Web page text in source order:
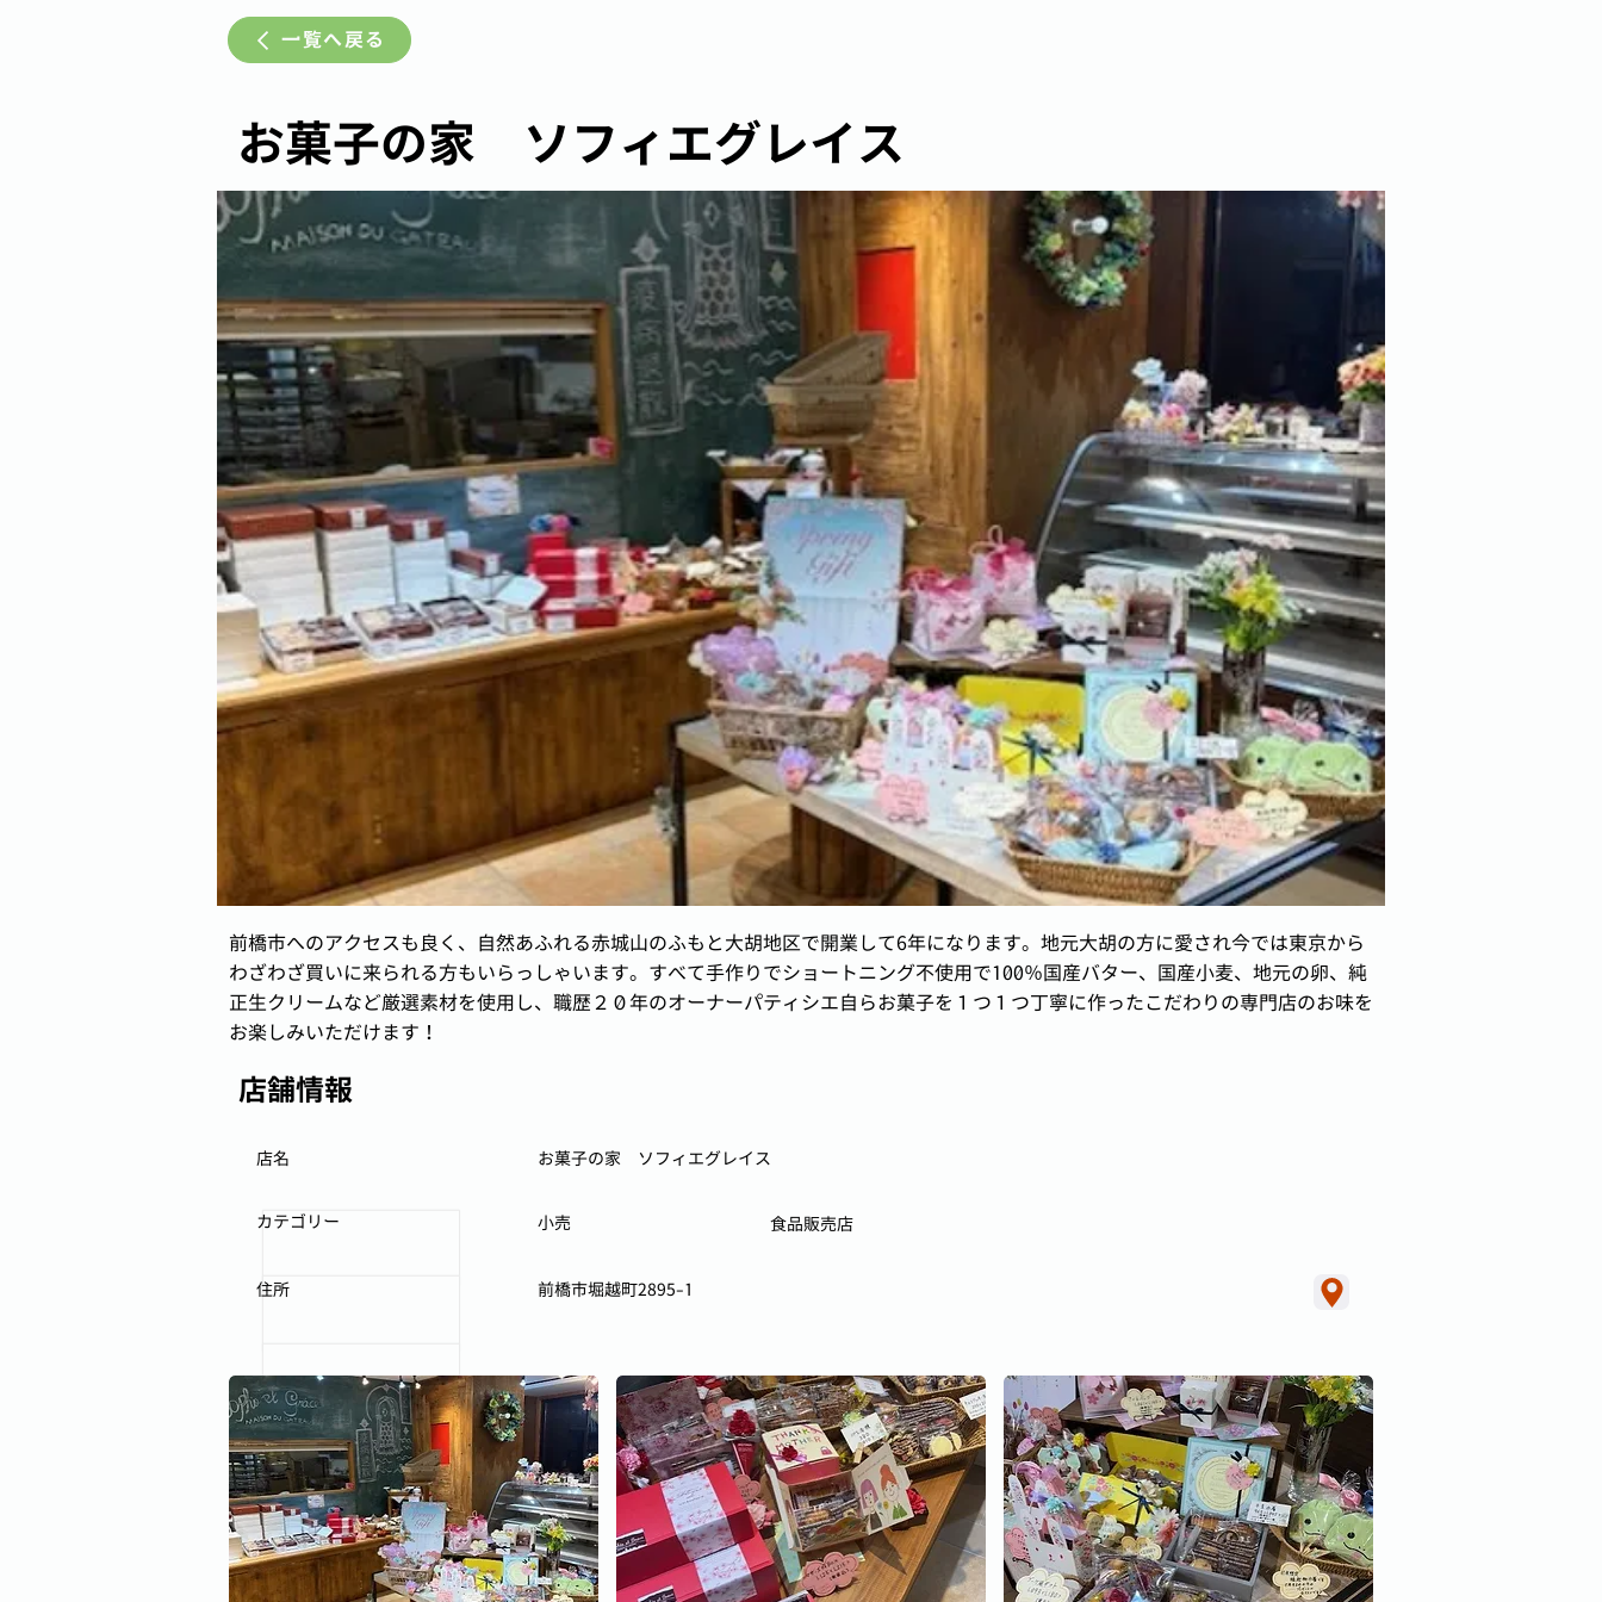
一覧へ戻る
お菓子の家 ソフィエグレイス
前橋市へのアクセスも良く、自然あふれる赤城山のふもと大胡地区で開業して6年になります。地元大胡の方に愛され今では東京から
わざわざ買いに来られる方もいらっしゃいます。すべて手作りでショートニング不使用で100％国産バター、国産小麦、地元の卵、純
正生クリームなど厳選素材を使用し、職歴２０年のオーナーパティシエ自らお菓子を１つ１つ丁寧に作ったこだわりの専門店のお味を
お楽しみいただけます！
店舗情報
お菓子の家 ソフィエグレイス
店名
小売
カテゴリー 食品販売店
前橋市堀越町2895-1
住所